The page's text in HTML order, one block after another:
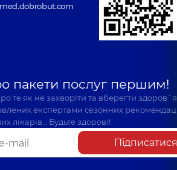
пакети послуг першим!
те як не захворіти та вберегти
експертами сезонних
лікарів… Будьте здорові!
Підписатися